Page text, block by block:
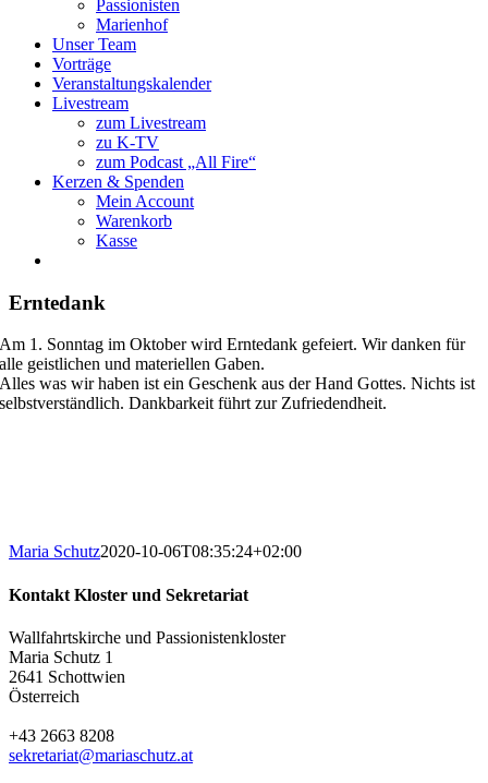
Passionisten
Marienhof
Unser Team
Vorträge
Veranstaltungskalender
Livestream
zum Livestream
zu K-TV
zum Podcast „All Fire“
Kerzen & Spenden
Mein Account
Warenkorb
Kasse
Erntedank
Am 1. Sonntag im Oktober wird Erntedank gefeiert. Wir danken für
alle geistlichen und materiellen Gaben.
Alles was wir haben ist ein Geschenk aus der Hand Gottes. Nichts ist
selbstverständlich. Dankbarkeit führt zur Zufriedendheit.
Maria Schutz2020-10-06T08:35:24+02:00
Kontakt Kloster und Sekretariat
Wallfahrtskirche und Passionistenkloster
Maria Schutz 1
2641 Schottwien
Österreich
+43 2663 8208
sekretariat@mariaschutz.at